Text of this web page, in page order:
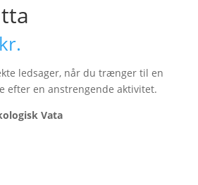
kr.
pris
er:
69 kr..
ledsager, når du trænger til en
efter en anstrengende aktivitet.
Vata